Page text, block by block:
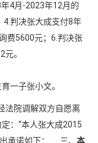
4月-2023年12月的
4.判决张大成支付8年
费5600元；6.判决张
。
一子张小文。
法院调解双方自愿离
：“本人张大成2015
承诺如下：……三、 本